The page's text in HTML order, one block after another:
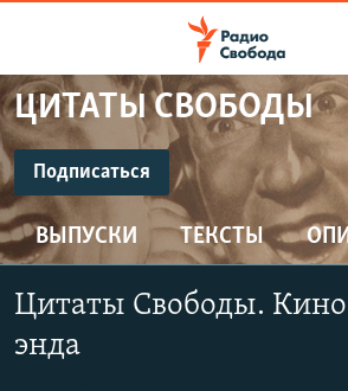
упрощенного
доступа
Вернуться
к
основному
содержанию
Вернутся
главной
ПРОГРАММЫ
ПОДКАСТЫ
АВТОРСКИЕ ПРОЕКТЫ
ЦИТАТЫ СВОБОДЫ
МНЕНИЯ
КУЛЬТУРА
ЦИТАТЫ СВОБОДЫ
Подписаться
ПОДПИСАТЬСЯ
Spotify
ВЫПУСКИ ТЕКСТЫ
Цитаты Свободы.
энда